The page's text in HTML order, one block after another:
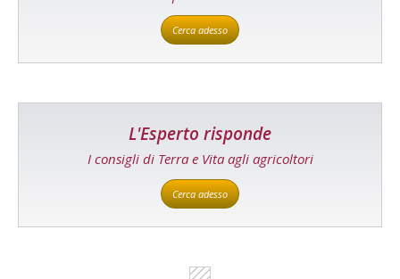
Cerca adesso
L'Esperto risponde
I consigli di Terra e Vita agli agricoltori
Cerca adesso